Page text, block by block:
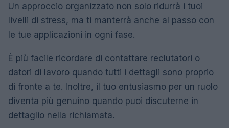
Un approccio organizzato non solo ridurrà i tuoi
livelli di stress, ma ti manterrà anche al passo con
le tue applicazioni in ogni fase.
È più facile ricordare di contattare reclutatori o
datori di lavoro quando tutti i dettagli sono proprio
di fronte a te. Inoltre, il tuo entusiasmo per un ruolo
diventa più genuino quando puoi discuterne in
dettaglio nella richiamata.